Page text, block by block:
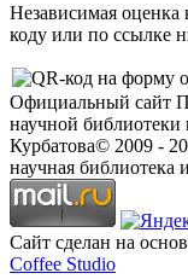
Независимая оценка
коду или по ссылке
Официальный сайт
научной
Курбатова© 2009 -
научная библиотека
Сайт сделан на
Coffee Studio